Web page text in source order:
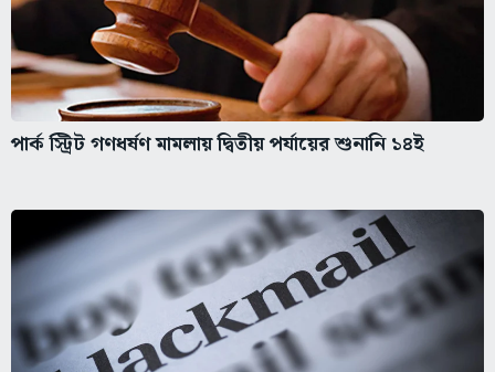
পার্ক স্ট্রিট গণধর্ষণ মামলায় দ্বিতীয় পর্যায়ের শুনানি ১৪ই